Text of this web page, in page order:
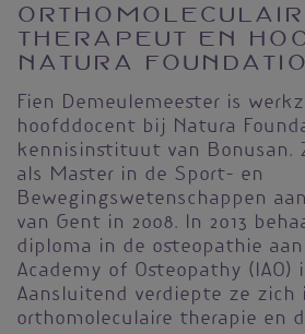
Orthomoleculair
therapeut en
Natura
Fien Demeulemeester is
hoofddocent bij Natura
kennisinstituut van Bonusan.
als Master in de Sport- en
Bewegingswetenschappen
van Gent in 2008. In 2013
diploma in de osteopathie
Academy of Osteopathy (IAO)
Aansluitend verdiepte ze zich
orthomoleculaire therapie en